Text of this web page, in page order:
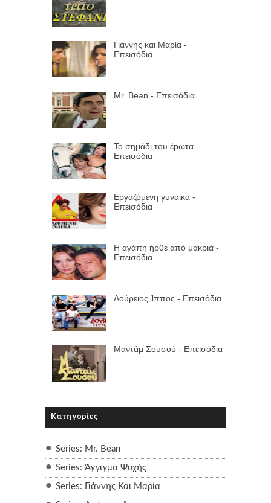
Γιάννης και Μαρία -
Επεισόδια
Mr. Bean - Επεισόδια
Το σημάδι του έpωτα -
Επεισόδια
Εργαζόμενη γυναίκα -
Επεισόδια
Η αγάπη ήρθε από μακριά -
Επεισόδια
Δούρειος Ίππος - Επεισόδια
Μαντάμ Σουσού - Επεισόδια
Κατηγορίες
Series: Mr. Bean
Series: Άγγιγμα Ψυχής
Series: Γιάννης Και Μαρία